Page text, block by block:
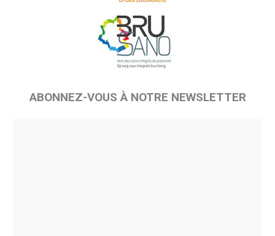
ABONNEZ-VOUS À NOTRE NEWSLETTER